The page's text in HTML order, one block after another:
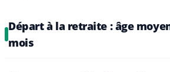
Départ à la retraite : âge
mois